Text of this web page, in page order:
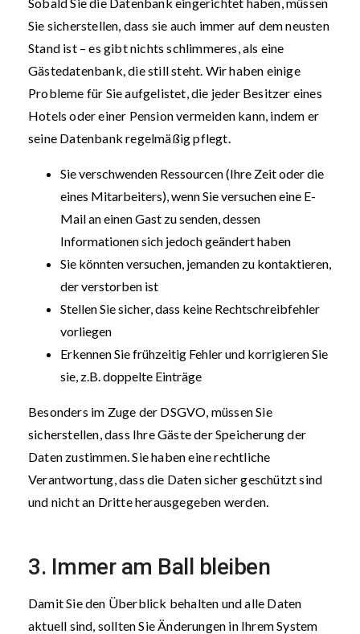
Sie sicherstellen, dass sie auch immer auf dem neusten
Stand ist – es gibt nichts schlimmeres, als eine
Gästedatenbank, die still steht. Wir haben einige
Probleme für Sie aufgelistet, die jeder Besitzer eines
Hotels oder einer Pension vermeiden kann, indem er
seine Datenbank regelmäßig pflegt.
Sie verschwenden Ressourcen (Ihre Zeit oder die
eines Mitarbeiters), wenn Sie versuchen eine E-
Mail an einen Gast zu senden, dessen
Informationen sich jedoch geändert haben
Sie könnten versuchen, jemanden zu kontaktieren,
der verstorben ist
Stellen Sie sicher, dass keine Rechtschreibfehler
vorliegen
Erkennen Sie frühzeitig Fehler und korrigieren Sie
sie, z.B. doppelte Einträge
Besonders im Zuge der DSGVO, müssen Sie
sicherstellen, dass Ihre Gäste der Speicherung der
Daten zustimmen. Sie haben eine rechtliche
Verantwortung, dass die Daten sicher geschützt sind
und nicht an Dritte herausgegeben werden.
3. Immer am Ball bleiben
Damit Sie den Überblick behalten und alle Daten
aktuell sind, sollten Sie Änderungen in Ihrem System